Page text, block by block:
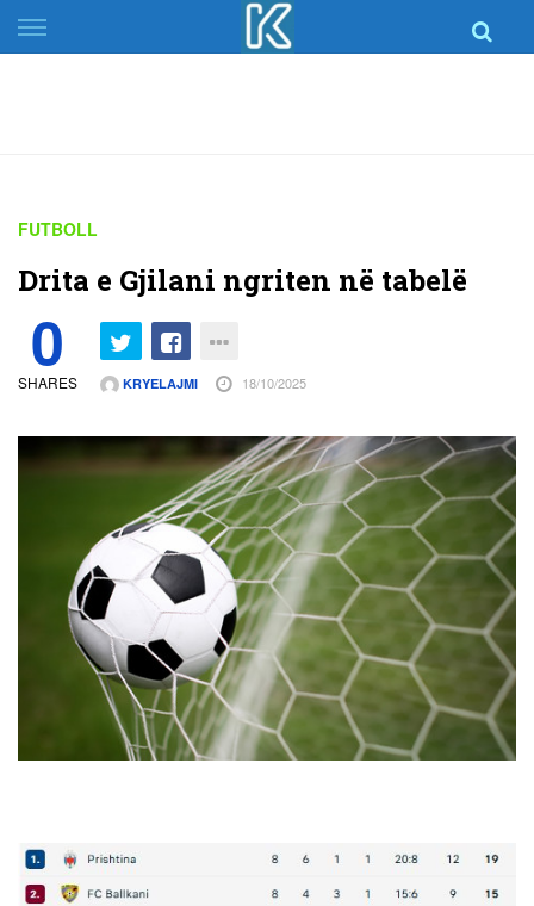
Skip
to
FUTBOLL
Drita e Gjilani ngriten në tabelë
0
SHARES KRYELAJMI 18/10/2025